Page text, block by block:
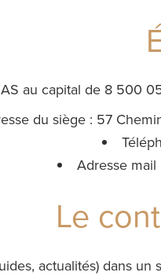
au capital de 8 500
du siège : 57
Adresse mail
Le
actualités) dans